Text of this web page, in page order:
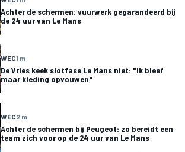
Achter de schermen: vuurwerk gegarandeerd bij
de 24 uur van Le Mans
WEC1 m
De Vries keek slotfase Le Mans niet: "Ik bleef
maar kleding opvouwen"
WEC2 m
Achter de schermen bij Peugeot: zo bereidt een
team zich voor op de 24 uur van Le Mans